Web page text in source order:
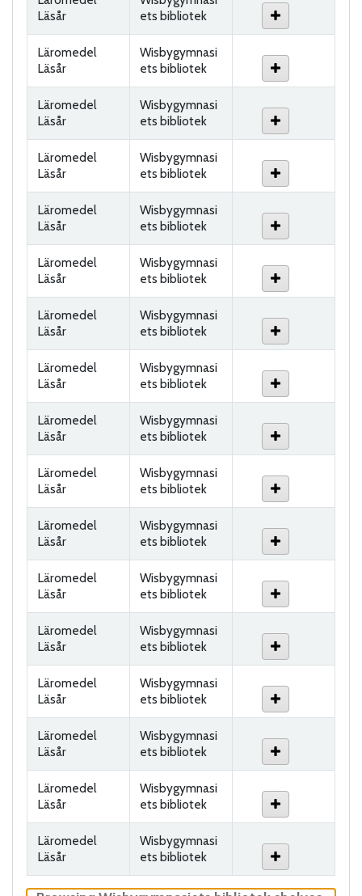
Läsår
ets bibliotek
Läromedel
Läsår
Wisbygymnasi
ets bibliotek
Läromedel
Läsår
Wisbygymnasi
ets bibliotek
Läromedel
Läsår
Wisbygymnasi
ets bibliotek
Läromedel
Läsår
Wisbygymnasi
ets bibliotek
Läromedel
Läsår
Wisbygymnasi
ets bibliotek
Läromedel
Läsår
Wisbygymnasi
ets bibliotek
Läromedel
Läsår
Wisbygymnasi
ets bibliotek
Läromedel
Läsår
Wisbygymnasi
ets bibliotek
Läromedel
Läsår
Wisbygymnasi
ets bibliotek
Läromedel
Läsår
Wisbygymnasi
ets bibliotek
Läromedel
Läsår
Wisbygymnasi
ets bibliotek
Läromedel
Läsår
Wisbygymnasi
ets bibliotek
Läromedel
Läsår
Wisbygymnasi
ets bibliotek
Läromedel
Läsår
Wisbygymnasi
ets bibliotek
Läromedel
Läsår
Wisbygymnasi
ets bibliotek
Läromedel
Läsår
Wisbygymnasi
ets bibliotek